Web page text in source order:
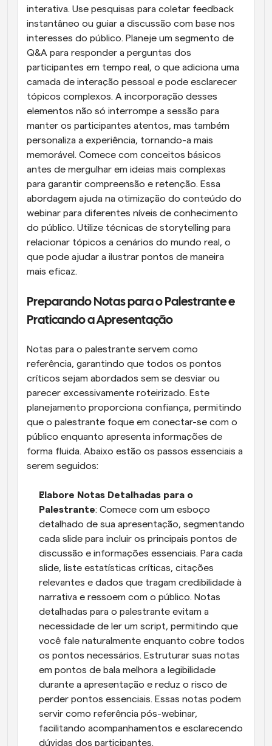
interativa. Use pesquisas para coletar feedback
instantâneo ou guiar a discussão com base nos
interesses do público. Planeje um segmento de
Q&A para responder a perguntas dos
participantes em tempo real, o que adiciona uma
camada de interação pessoal e pode esclarecer
tópicos complexos. A incorporação desses
elementos não só interrompe a sessão para
manter os participantes atentos, mas também
personaliza a experiência, tornando-a mais
memorável. Comece com conceitos básicos
antes de mergulhar em ideias mais complexas
para garantir compreensão e retenção. Essa
abordagem ajuda na otimização do conteúdo do
webinar para diferentes níveis de conhecimento
do público. Utilize técnicas de storytelling para
relacionar tópicos a cenários do mundo real, o
que pode ajudar a ilustrar pontos de maneira
mais eficaz.
Preparando Notas para o Palestrante e
Praticando a Apresentação
Notas para o palestrante servem como
referência, garantindo que todos os pontos
críticos sejam abordados sem se desviar ou
parecer excessivamente roteirizado. Este
planejamento proporciona confiança, permitindo
que o palestrante foque em conectar-se com o
público enquanto apresenta informações de
forma fluida. Abaixo estão os passos essenciais a
serem seguidos:
Elabore Notas Detalhadas para o
Palestrante: Comece com um esboço
detalhado de sua apresentação, segmentando
cada slide para incluir os principais pontos de
discussão e informações essenciais. Para cada
slide, liste estatísticas críticas, citações
relevantes e dados que tragam credibilidade à
narrativa e ressoem com o público. Notas
detalhadas para o palestrante evitam a
necessidade de ler um script, permitindo que
você fale naturalmente enquanto cobre todos
os pontos necessários. Estruturar suas notas
em pontos de bala melhora a legibilidade
durante a apresentação e reduz o risco de
perder pontos essenciais. Essas notas podem
servir como referência pós-webinar,
facilitando acompanhamentos e esclarecendo
dúvidas dos participantes.